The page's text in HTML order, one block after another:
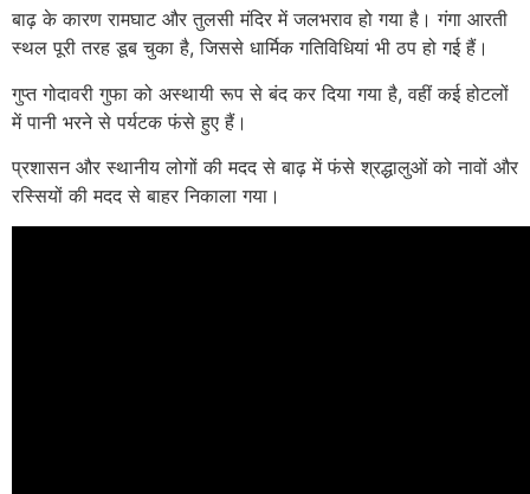
बाढ़ के कारण रामघाट और तुलसी मंदिर में जलभराव हो गया है। गंगा आरती
स्थल पूरी तरह डूब चुका है, जिससे धार्मिक गतिविधियां भी ठप हो गई हैं।
गुप्त गोदावरी गुफा को अस्थायी रूप से बंद कर दिया गया है, वहीं कई होटलों
में पानी भरने से पर्यटक फंसे हुए हैं।
प्रशासन और स्थानीय लोगों की मदद से बाढ़ में फंसे श्रद्धालुओं को नावों और
रस्सियों की मदद से बाहर निकाला गया।